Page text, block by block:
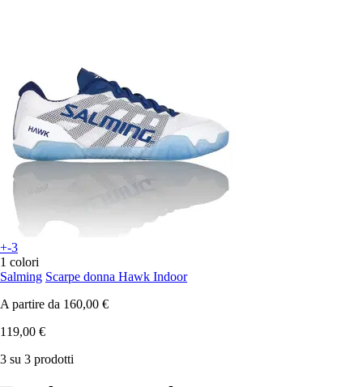
+-3
1 colori
Salming Scarpe donna Hawk Indoor
A partire da 160,00 €
119,00 €
3 su 3 prodotti